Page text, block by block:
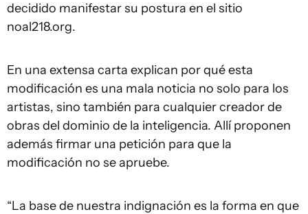
decidido manifestar su postura en el sitio
noal218.org.
En una extensa carta explican por qué esta
modificación es una mala noticia no solo para los
artistas, sino también para cualquier creador de
obras del dominio de la inteligencia. Allí proponen
además firmar una petición para que la
modificación no se apruebe.
“La base de nuestra indignación es la forma en que